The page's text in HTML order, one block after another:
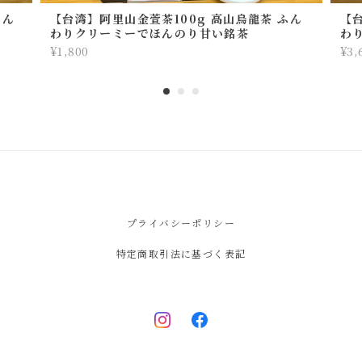
【台湾】阿里山金萱茶100g 高山烏龍茶 ふん
わりクリーミーでほんのり甘い銘茶
¥1,800
わ
プライバシーポリシー
特定商取引法に基づく表記